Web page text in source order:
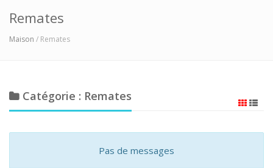
Remates
Maison / Remates
Catégorie : Remates
Pas de messages